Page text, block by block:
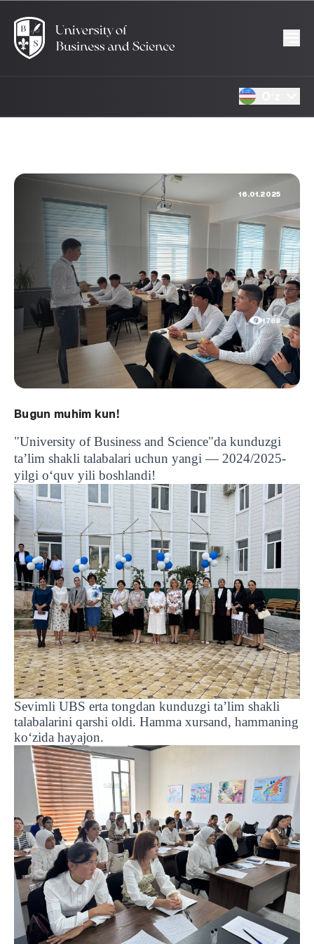
16.01.2025
1768
Bugun muhim kun!
"University of Business and Science"da kunduzgi
ta’lim shakli talabalari uchun yangi — 2024/2025-
yilgi o‘quv yili boshlandi!
Sevimli UBS erta tongdan kunduzgi ta’lim shakli
talabalarini qarshi oldi. Hamma xursand, hammaning
ko‘zida hayajon.